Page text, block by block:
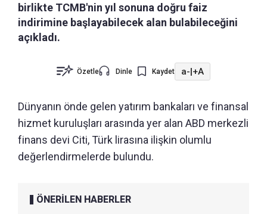
birlikte TCMB'nin yıl sonuna doğru faiz
indirimine başlayabilecek alan bulabileceğini
açıkladı.
Özetle Dinle Kaydet a-|+A
Dünyanın önde gelen yatırım bankaları ve finansal
hizmet kuruluşları arasında yer alan ABD merkezli
finans devi Citi, Türk lirasına ilişkin olumlu
değerlendirmelerde bulundu.
ÖNERİLEN HABERLER